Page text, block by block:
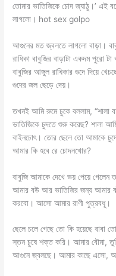
তোমার ভাতিজিকে চোদ জ্যাঠু।’ এই
লাগলো। hot sex golpo
আগুনের মত জ্বলতে লাগলো বাড়া।
রাধিকা বাবুজির বাড়াটা একদম পুরো
বাবুজির আঙ্গুল রাধিকার গুদে দিয়ে
গুদের জল ছেড়ে দেয়।
তখনই আমি রুমে ঢুকে বললাম, “শালা
ভাতিজিকে চুদতে শুরু করেছ? শালা
বাইনচোৎ। তোর ছেলে তো আমাকে
আমার কি হবে রে চোদনখোর?
বাবুজি আমাকে দেখে ভয় পেয়ে গেলেন
আমার বউ আর ভাতিজির জন্য আমার
করবো। আসো আমার রাণী পুত্রবধূ।
ছেলে চলে গেছে তো কি হয়েছে
স্তন চুষে শক্ত করি। আমার বৌমা,
আগুনে জ্বলছে। আমার কাছে এসো,